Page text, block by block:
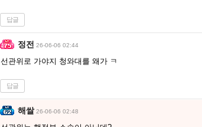
답글
정전 26-06-06 02:44
선관위로 가야지 청와대를 왜가 ㅋ
답글
해쌀 26-06-06 02:48